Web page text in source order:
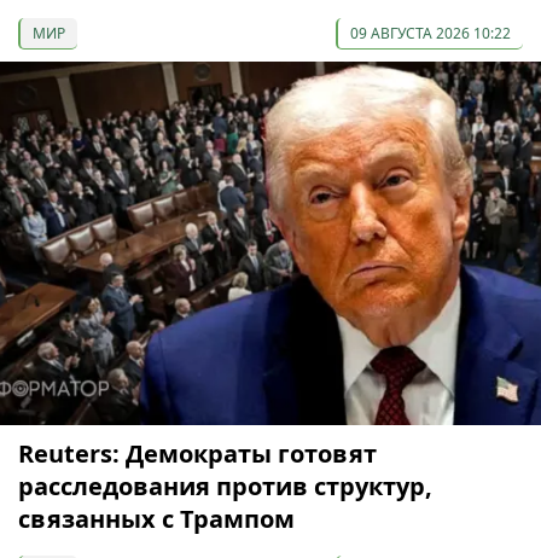
МИР 09 АВГУСТА 2026 10:22
Reuters: Демократы готовят
расследования против структур,
связанных с Трампом